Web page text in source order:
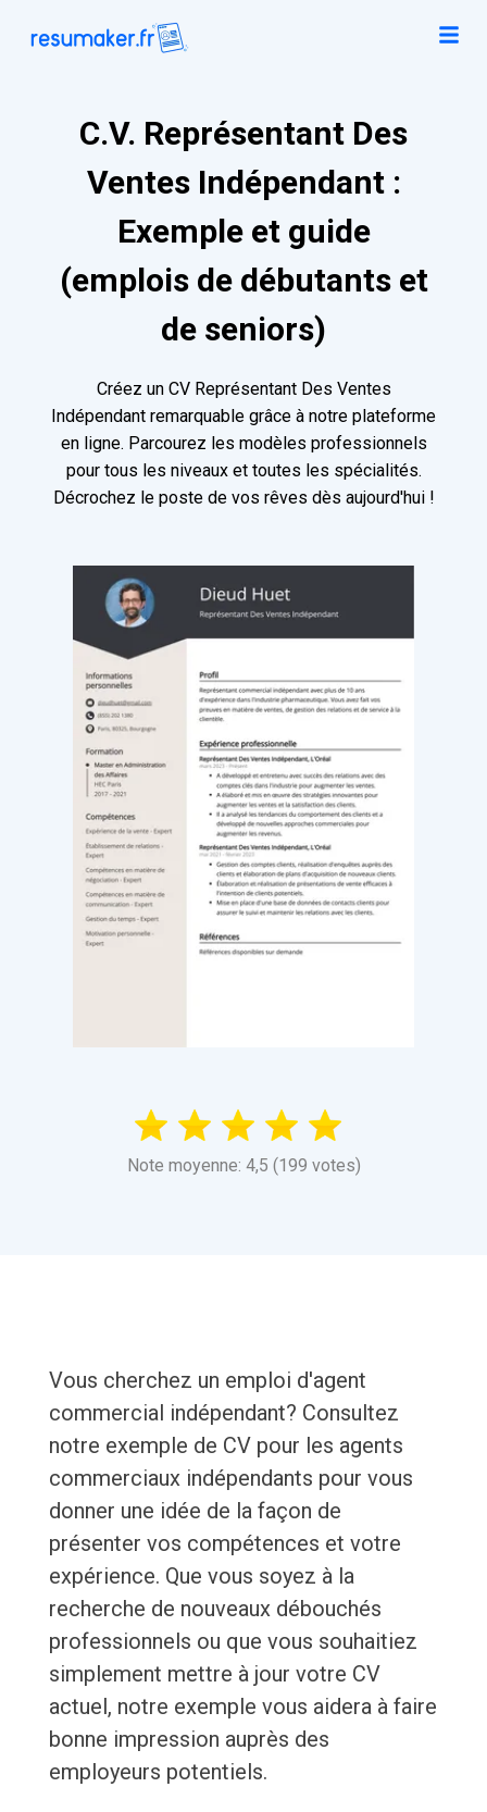
C.V. Représentant Des
Ventes Indépendant :
Exemple et guide
(emplois de débutants et
de seniors)
Créez un CV Représentant Des Ventes
Indépendant remarquable grâce à notre plateforme
en ligne. Parcourez les modèles professionnels
pour tous les niveaux et toutes les spécialités.
Décrochez le poste de vos rêves dès aujourd'hui !
Note moyenne: 4,5 (199 votes)
Vous cherchez un emploi d'agent
commercial indépendant? Consultez
notre exemple de CV pour les agents
commerciaux indépendants pour vous
donner une idée de la façon de
présenter vos compétences et votre
expérience. Que vous soyez à la
recherche de nouveaux débouchés
professionnels ou que vous souhaitiez
simplement mettre à jour votre CV
actuel, notre exemple vous aidera à faire
bonne impression auprès des
employeurs potentiels.